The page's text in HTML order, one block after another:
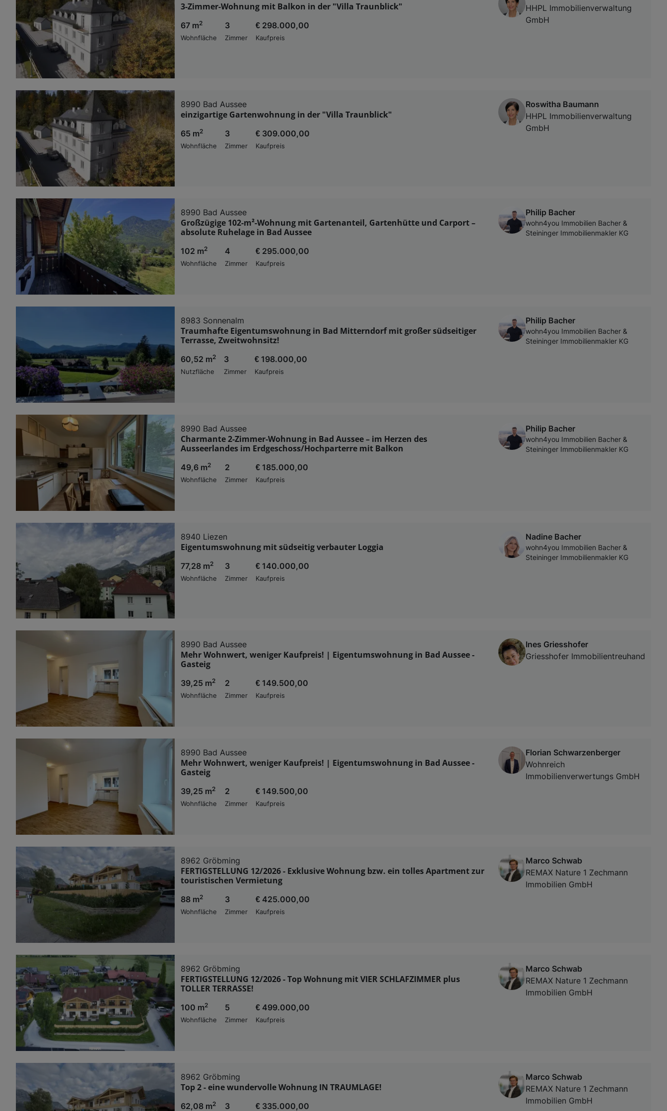
3-Zimmer-Wohnung mit Balkon in der "Villa Traunblick"
67 m2
Wohnfläche
3
Zimmer
€ 298.000,00
Kaufpreis
HHPL Immobilienverwaltung
GmbH
8990 Bad Aussee
einzigartige Gartenwohnung in der "Villa Traunblick"
65 m2
Wohnfläche
3
Zimmer
€ 309.000,00
Kaufpreis
Roswitha Baumann
HHPL Immobilienverwaltung
GmbH
8990 Bad Aussee
Großzügige 102-m²-Wohnung mit Gartenanteil, Gartenhütte und Carport –
absolute Ruhelage in Bad Aussee
102 m2
Wohnfläche
4
Zimmer
€ 295.000,00
Kaufpreis
Philip Bacher
wohn4you Immobilien Bacher &
Steininger Immobilienmakler KG
8983 Sonnenalm
Traumhafte Eigentumswohnung in Bad Mitterndorf mit großer südseitiger
Terrasse, Zweitwohnsitz!
60,52 m2
Nutzfläche
3
Zimmer
€ 198.000,00
Kaufpreis
Philip Bacher
wohn4you Immobilien Bacher &
Steininger Immobilienmakler KG
8990 Bad Aussee
Charmante 2-Zimmer-Wohnung in Bad Aussee – im Herzen des
Ausseerlandes im Erdgeschoss/Hochparterre mit Balkon
49,6 m2
Wohnfläche
2
Zimmer
€ 185.000,00
Kaufpreis
Philip Bacher
wohn4you Immobilien Bacher &
Steininger Immobilienmakler KG
8940 Liezen
Eigentumswohnung mit südseitig verbauter Loggia
77,28 m2
Wohnfläche
3
Zimmer
€ 140.000,00
Kaufpreis
Nadine Bacher
wohn4you Immobilien Bacher &
Steininger Immobilienmakler KG
8990 Bad Aussee
Mehr Wohnwert, weniger Kaufpreis! | Eigentumswohnung in Bad Aussee -
Gasteig
39,25 m2
Wohnfläche
2
Zimmer
€ 149.500,00
Kaufpreis
Ines Griesshofer
Griesshofer Immobilientreuhand
8990 Bad Aussee
Mehr Wohnwert, weniger Kaufpreis! | Eigentumswohnung in Bad Aussee -
Gasteig
39,25 m2
Wohnfläche
2
Zimmer
€ 149.500,00
Kaufpreis
Florian Schwarzenberger
Wohnreich
Immobilienverwertungs GmbH
8962 Gröbming
FERTIGSTELLUNG 12/2026 - Exklusive Wohnung bzw. ein tolles Apartment zur
touristischen Vermietung
88 m2
Wohnfläche
3
Zimmer
€ 425.000,00
Kaufpreis
Marco Schwab
REMAX Nature 1 Zechmann
Immobilien GmbH
8962 Gröbming
FERTIGSTELLUNG 12/2026 - Top Wohnung mit VIER SCHLAFZIMMER plus
TOLLER TERRASSE!
100 m2
Wohnfläche
5
Zimmer
€ 499.000,00
Kaufpreis
Marco Schwab
REMAX Nature 1 Zechmann
Immobilien GmbH
8962 Gröbming
Top 2 - eine wundervolle Wohnung IN TRAUMLAGE!
62,08 m2 3 € 335.000,00
Marco Schwab
REMAX Nature 1 Zechmann
Immobilien GmbH